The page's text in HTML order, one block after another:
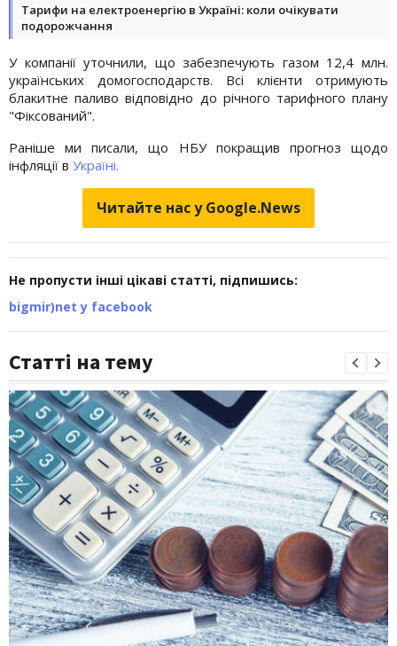
Тарифи на електроенергію в Україні: коли очікувати
подорожчання
У компанії уточнили, що забезпечують газом 12,4 млн.
українських домогосподарств. Всі клієнти отримують
блакитне паливо відповідно до річного тарифного плану
"Фіксований".
Раніше ми писали, що НБУ покращив прогноз щодо
інфляції в Україні.
Читайте нас у Google.News
Не пропусти інші цікаві статті, підпишись:
bigmir)net у facebook
Статті на тему